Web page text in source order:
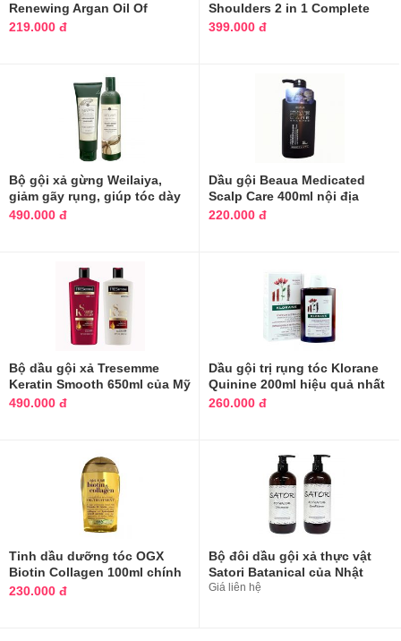
Renewing Argan Oil Of
Morocco của Mỹ
219.000 đ
Shoulders 2 in 1 Complete
Scalp Care
399.000 đ
Bộ gội xả gừng Weilaiya,
giảm gãy rụng, giúp tóc dày
mượt
490.000 đ
Dầu gội Beaua Medicated
Scalp Care 400ml nội địa
Nhật
220.000 đ
Bộ dầu gội xả Tresemme
Keratin Smooth 650ml của Mỹ
490.000 đ
Dầu gội trị rụng tóc Klorane
Quinine 200ml hiệu quả nhất
của Pháp
260.000 đ
Tinh dầu dưỡng tóc OGX
Biotin Collagen 100ml chính
hãng
230.000 đ
Bộ đôi dầu gội xả thực vật
Satori Batanical của Nhật
Giá liên hệ